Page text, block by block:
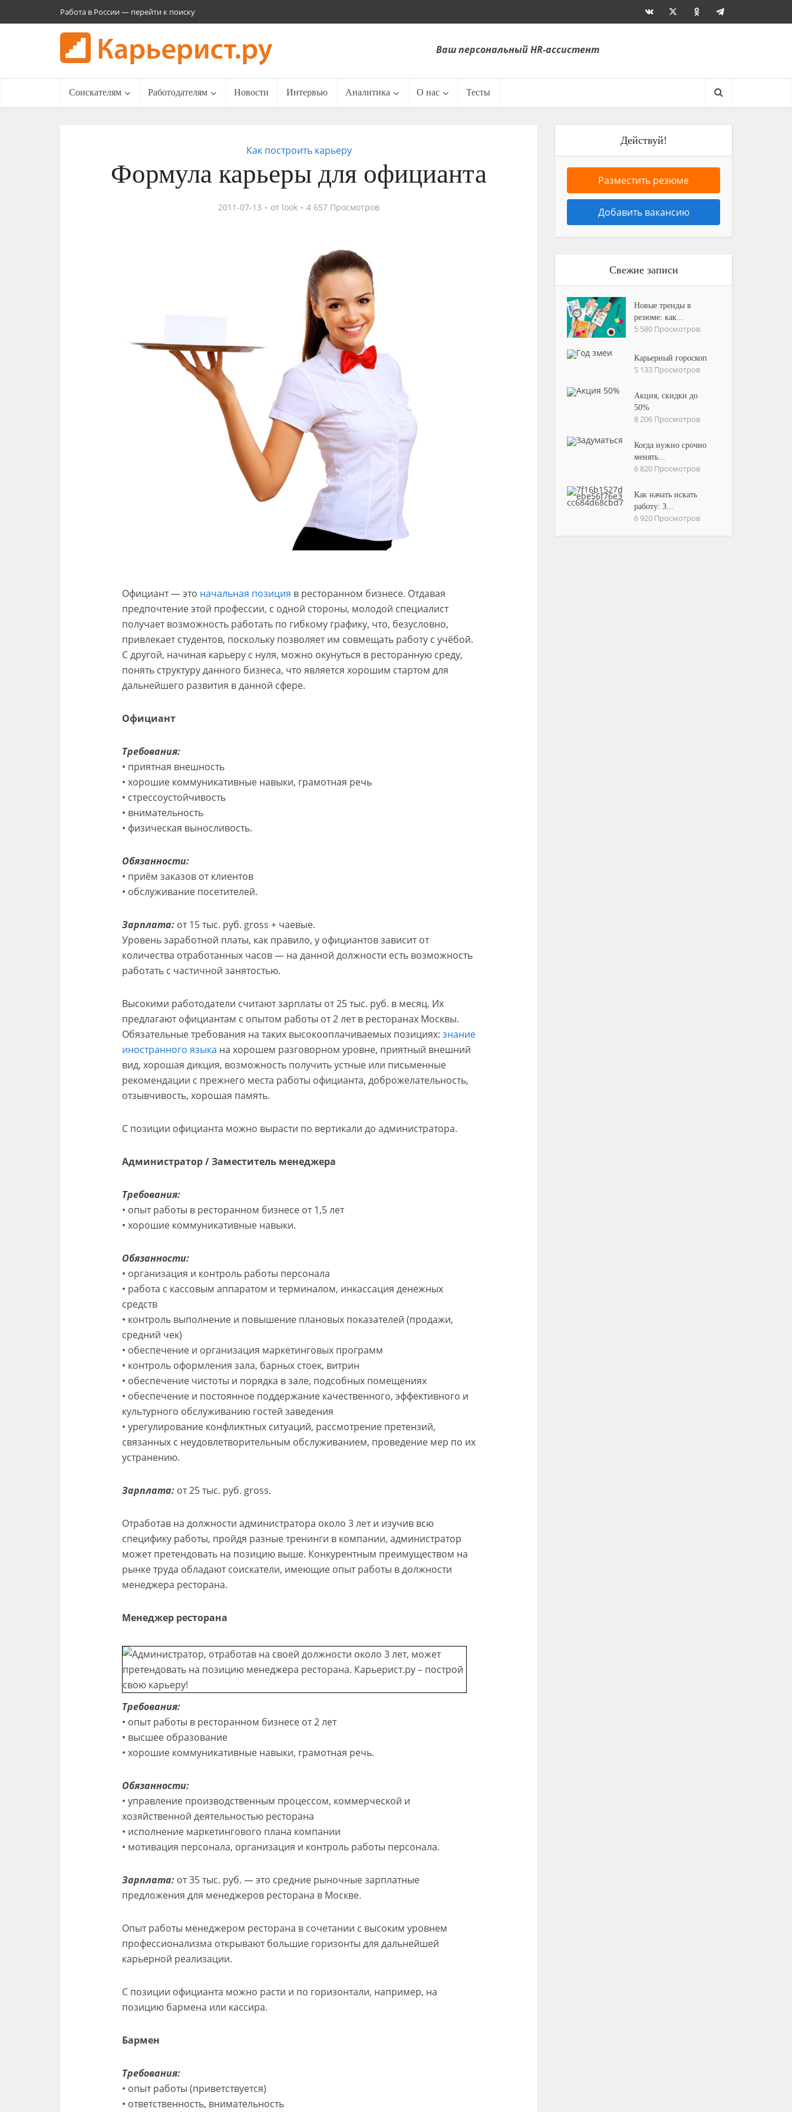
Работа в России — перейти к поиску
Ваш персональный HR-ассистент
Соискателям Работодателям Новости Интервью Аналитика О нас Тесты
Как построить карьеру
Формула карьеры для официанта
2011-07-13 от look 4 657 Просмотров
Официант — это начальная позиция в ресторанном бизнесе. Отдавая
предпочтение этой профессии, с одной стороны, молодой специалист
получает возможность работать по гибкому графику, что, безусловно,
привлекает студентов, поскольку позволяет им совмещать работу с учёбой.
С другой, начиная карьеру с нуля, можно окунуться в ресторанную среду,
понять структуру данного бизнеса, что является хорошим стартом для
дальнейшего развития в данной сфере.
Официант
Требования:
• приятная внешность
• хорошие коммуникативные навыки, грамотная речь
• стрессоустойчивость
• внимательность
• физическая выносливость.
Обязанности:
• приём заказов от клиентов
• обслуживание посетителей.
Зарплата: от 15 тыс. руб. gross + чаевые.
Уровень заработной платы, как правило, у официантов зависит от
количества отработанных часов — на данной должности есть возможность
работать с частичной занятостью.
Высокими работодатели считают зарплаты от 25 тыс. руб. в месяц. Их
предлагают официантам с опытом работы от 2 лет в ресторанах Москвы.
Обязательные требования на таких высокооплачиваемых позициях: знание
иностранного языка на хорошем разговорном уровне, приятный внешний
вид, хорошая дикция, возможность получить устные или письменные
рекомендации с прежнего места работы официанта, доброжелательность,
отзывчивость, хорошая память.
С позиции официанта можно вырасти по вертикали до администратора.
Администратор / Заместитель менеджера
Требования:
• опыт работы в ресторанном бизнесе от 1,5 лет
• хорошие коммуникативные навыки.
Обязанности:
• организация и контроль работы персонала
• работа с кассовым аппаратом и терминалом, инкассация денежных
средств
• контроль выполнение и повышение плановых показателей (продажи,
средний чек)
• обеспечение и организация маркетинговых программ
• контроль оформления зала, барных стоек, витрин
• обеспечение чистоты и порядка в зале, подсобных помещениях
• обеспечение и постоянное поддержание качественного, эффективного и
культурного обслуживанию гостей заведения
• урегулирование конфликтных ситуаций, рассмотрение претензий,
связанных с неудовлетворительным обслуживанием, проведение мер по их
устранению.
Зарплата: от 25 тыс. руб. gross.
Отработав на должности администратора около 3 лет и изучив всю
специфику работы, пройдя разные тренинги в компании, администратор
может претендовать на позицию выше. Конкурентным преимуществом на
рынке труда обладают соискатели, имеющие опыт работы в должности
менеджера ресторана.
Менеджер ресторана
Требования:
• опыт работы в ресторанном бизнесе от 2 лет
• высшее образование
• хорошие коммуникативные навыки, грамотная речь.
Обязанности:
• управление производственным процессом, коммерческой и
хозяйственной деятельностью ресторана
• исполнение маркетингового плана компании
• мотивация персонала, организация и контроль работы персонала.
Зарплата: от 35 тыс. руб. — это средние рыночные зарплатные
предложения для менеджеров ресторана в Москве.
Опыт работы менеджером ресторана в сочетании с высоким уровнем
профессионализма открывают большие горизонты для дальнейшей
карьерной реализации.
С позиции официанта можно расти и по горизонтали, например, на
позицию бармена или кассира.
Бармен
Требования:
• опыт работы (приветствуется)
• ответственность, внимательность
Действуй!
Разместить резюме
Добавить вакансию
Свежие записи
Новые тренды в
резюме: как...
5 580 Просмотров
Карьерный гороскоп
5 133 Просмотров
Акция, скидки до
50%
8 206 Просмотров
Когда нужно срочно
менять...
6 820 Просмотров
Как начать искать
работу: 3...
6 920 Просмотров